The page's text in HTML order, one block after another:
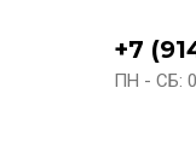
+7
ПН - СБ: